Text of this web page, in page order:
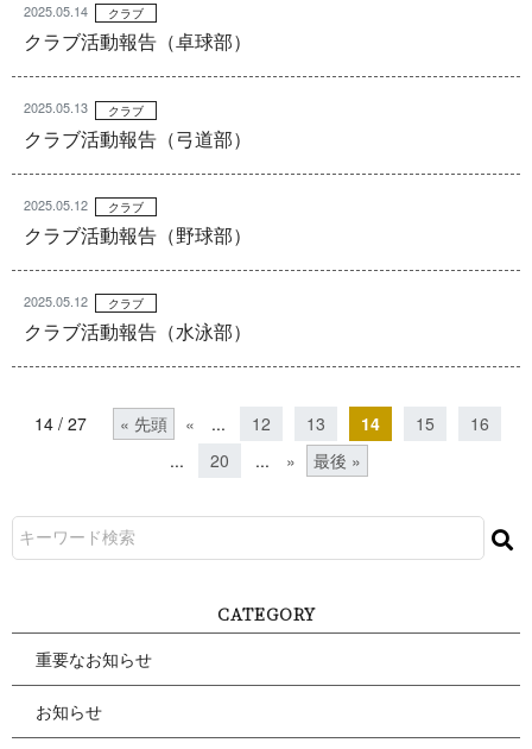
2025.05.14 クラブ
クラブ活動報告（卓球部）
2025.05.13 クラブ
クラブ活動報告（弓道部）
2025.05.12 クラブ
クラブ活動報告（野球部）
2025.05.12 クラブ
クラブ活動報告（水泳部）
14 / 27 « 先頭 « ... 12 13 14 15
16
...
20 ... » 最後 »
CATEGORY
重要なお知らせ
お知らせ